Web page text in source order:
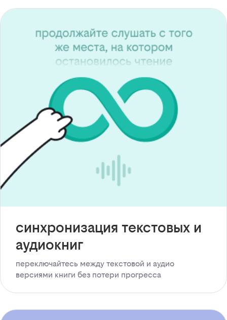
синхронизация текстовых и
аудиокниг
переключайтесь между текстовой и аудио
версиями книги без потери прогресса